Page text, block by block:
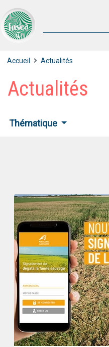
Accueil Actualités
Actualités
Thématique